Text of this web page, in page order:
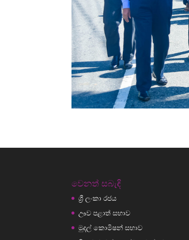
වෙනත් සබැඳි
ශ්‍රී ලංකා රජය
ඌව පළාත් සභාව
මුදල් කොමිෂන් සභාව